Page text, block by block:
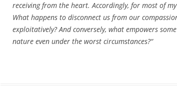
receiving from the heart. Accordingly, for most of
What happens to disconnect us from our
exploitatively? And conversely, what empowers
nature even under the worst circumstances?“